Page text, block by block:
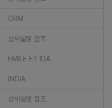
CRM
상세설명 참조
EMILE ET IDA
INDIA
상세설명 참조